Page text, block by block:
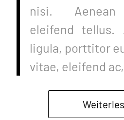
nisi. Aenean
eleifend tellus.
ligula, porttitor
vitae, eleifend